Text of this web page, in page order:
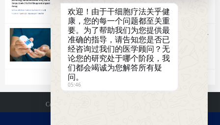
挑战
2025-11-19 阅读(1,690) 作者(admin)
糖尿病早期检测：应对全球增长最快的公共卫生
危机的破局关键
2025-10-28 阅读(1,861) 作者(admin)
Copyright @ 2026 杭吉干细胞生命科技 版权所有
欢迎！由于干细胞疗法关乎健
康，您的每一个问题都至关重
要。为了帮助我们为您提供最
准确的指导，请告知您是否已
经咨询过我们的医学顾问？无
论您的研究处于哪个阶段，我
们都会竭诚为您解答所有疑
问。
05:46